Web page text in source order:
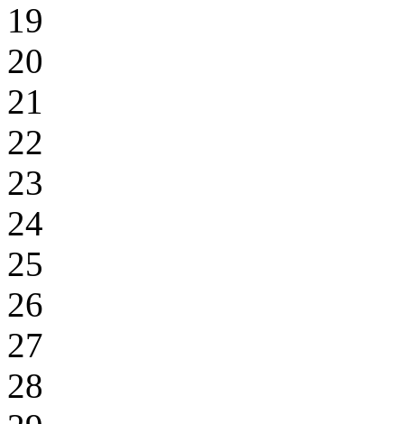
19
20
21
22
23
24
25
26
27
28